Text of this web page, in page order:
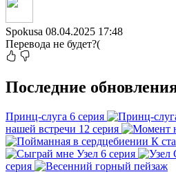
Spokusa 08.04.2025 17:48
Перевода не будет?(
Последние
Принц-слуга 6 серия
нашей встречи 12 серия
К
Узел 6 серия
серия